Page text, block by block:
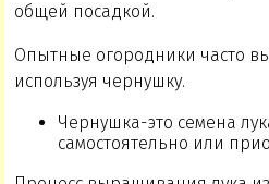
общей посадкой.
Опытные огородники часто
используя чернушку.
Чернушка-это семена
самостоятельно или